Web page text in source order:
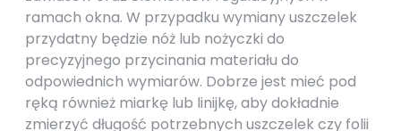
ramach okna. W przypadku wymiany uszczelek
przydatny będzie nóż lub nożyczki do
precyzyjnego przycinania materiału do
odpowiednich wymiarów. Dobrze jest mieć pod
ręką również miarkę lub linijkę, aby dokładnie
zmierzyć długość potrzebnych uszczelek czy folii